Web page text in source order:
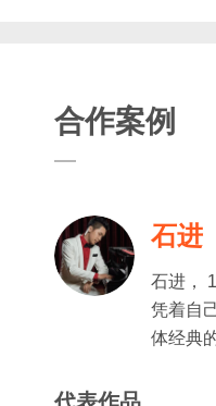
合作案例
石进
石进，
凭着自
体经典